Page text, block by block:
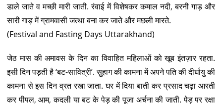
डाले जाते व मच्छी मारी जाती. रंवाई में विशेषकर कमाल नदी, बरनी गाड़ और
सारी गाड़ में ग्रामवासी जत्था बना कर जाते और मछली मारते.
(Festival and Fasting Days Uttarakhand)
जेठ मास की अमावस के दिन का विवाहित महिलाओं को खूब इंतज़ार रहता.
इसी दिन पड़ती है ‘बट-सावित्री’. सुहाग की कामना में अपने पति की दीर्घायु की
कामना से इस दिन व्रत रखा जाता. घर में दिया बाती कर प्रसाद चढ़ा आरती
कर पीपल, आम, कदली या बट के पेड़ की पूजा अर्चना की जाती. पेड़ पर रक्षा